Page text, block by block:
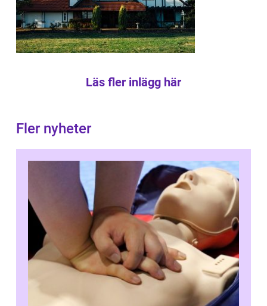
Läs fler inlägg här
Fler nyheter